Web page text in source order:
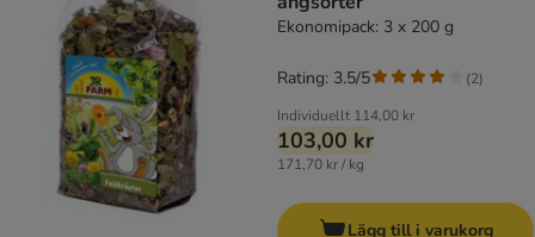
Ekonomipack: 3 x 200 g
Individuellt 114,00 kr
103,00 kr
171,70 kr / kg
Rating: 3.5/5 (2)
Lägg till i varukorg